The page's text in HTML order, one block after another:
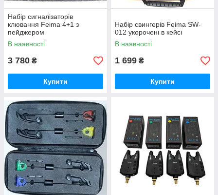
Набір сигналізаторів
клювання Feima 4+1 з
пейджером
В наявності
3 780 ₴
Купити
Набір свингерів Feima SW-
012 укорочені в кейсі
В наявності
1 699 ₴
Купити